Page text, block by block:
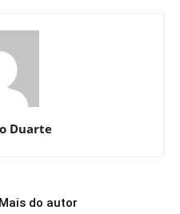
Duarte
Mais do autor